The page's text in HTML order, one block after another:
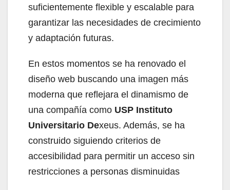
suficientemente flexible y escalable para
garantizar las necesidades de crecimiento
y adaptación futuras.
En estos momentos se ha renovado el
diseño web buscando una imagen más
moderna que reflejara el dinamismo de
una compañía como USP Instituto
Universitario Dexeus. Además, se ha
construido siguiendo criterios de
accesibilidad para permitir un acceso sin
restricciones a personas disminuidas